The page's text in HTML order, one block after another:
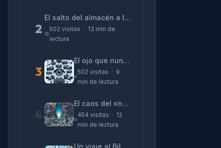
2
El salto del almacén a la terminal: La realidad de reinventarse en tecnología
502 visitas · 13 min de
lectura
3
El ojo que nunca parpadea: lo que nos cuentan las cámaras de Lizeth Marzano
502 visitas · 9
min de lectura
El caos del «no funciona nada» y la realidad tras la pantalla
454 visitas · 12
min de lectura
Un viaje al Bilbao de 2026 con sabor a 1895